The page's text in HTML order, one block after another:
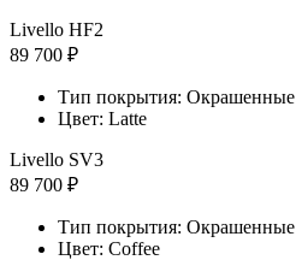
Livello HF2
89 700 ₽
Тип покрытия: Окрашенные
Цвет: Latte
Livello SV3
89 700 ₽
Тип покрытия: Окрашенные
Цвет: Coffee